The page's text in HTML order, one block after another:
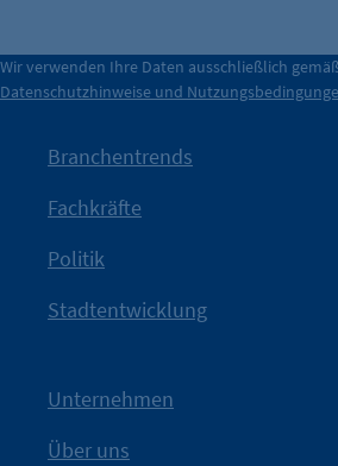
IHK Berlin. Offizieller Unterstützer der
Nach einer aufmerksamkeitsstarken
Kampagne der IHK Berlin in die
IHK?“wurde bewusst Neugier
mit Haltung.
Die Unternehmer stehen
der Berliner Wirtschaft.
Durch ihre Perspektiven wird
Wir verwenden Ihre Daten ausschließlich
Datenschutzhinweise und
Branchentrends
Fachkräfte
Politik
Stadtentwicklung
Unternehmen
Über uns